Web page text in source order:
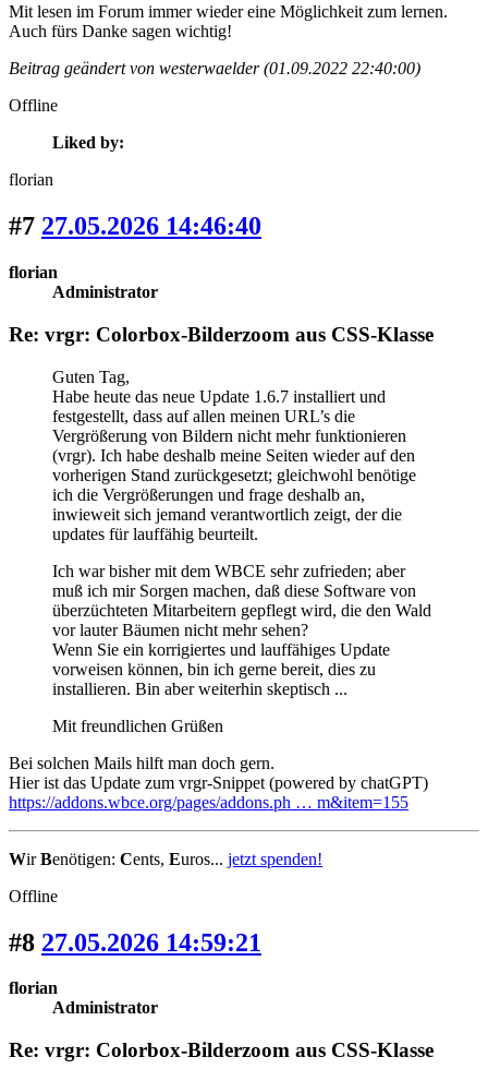
Mit lesen im Forum immer wieder eine Möglichkeit zum lernen.
Auch fürs Danke sagen wichtig!
Beitrag geändert von westerwaelder (01.09.2022 22:40:00)
Offline
Liked by:
florian
#7 27.05.2026 14:46:40
florian
Administrator
Re: vrgr: Colorbox-Bilderzoom aus CSS-Klasse
Guten Tag,
Habe heute das neue Update 1.6.7 installiert und
festgestellt, dass auf allen meinen URL’s die
Vergrößerung von Bildern nicht mehr funktionieren
(vrgr). Ich habe deshalb meine Seiten wieder auf den
vorherigen Stand zurückgesetzt; gleichwohl benötige
ich die Vergrößerungen und frage deshalb an,
inwieweit sich jemand verantwortlich zeigt, der die
updates für lauffähig beurteilt.
Ich war bisher mit dem WBCE sehr zufrieden; aber
muß ich mir Sorgen machen, daß diese Software von
überzüchteten Mitarbeitern gepflegt wird, die den Wald
vor lauter Bäumen nicht mehr sehen?
Wenn Sie ein korrigiertes und lauffähiges Update
vorweisen können, bin ich gerne bereit, dies zu
installieren. Bin aber weiterhin skeptisch ...
Mit freundlichen Grüßen
Bei solchen Mails hilft man doch gern.
Hier ist das Update zum vrgr-Snippet (powered by chatGPT)
https://addons.wbce.org/pages/addons.ph … m&item=155
WirBenötigen: Cents, Euros... jetzt spenden!
Offline
#8 27.05.2026 14:59:21
florian
Administrator
Re: vrgr: Colorbox-Bilderzoom aus CSS-Klasse